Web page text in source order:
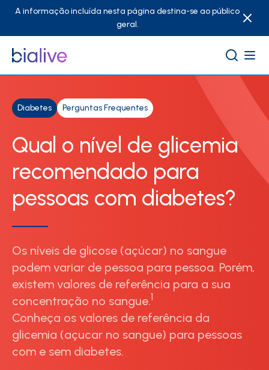
A informação incluída nesta página destina-se ao público
geral.
Diabetes Perguntas Frequentes
Qual o nível de glicemia
recomendado para
pessoas com diabetes?
Os níveis de glicose (açúcar) no sangue
podem variar de pessoa para pessoa. Porém,
existem valores de referência para a sua
concentração no sangue.1
Conheça os valores de referência da
glicemia (açucar no sangue) para pessoas
com e sem diabetes.